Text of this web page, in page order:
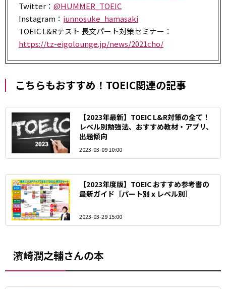
Twitter： @HUMMER_TOEIC
Instagram： junnosuke_hamasaki
TOEIC L&Rテスト 長文パート対策セミナー：
https://tz-eigolounge.jp/news/2021cho/
こちらもおすすめ！TOEIC関連の記事
【2023年最新】TOEIC L&R対策の全て！
レベル別勉強法、おすすめ教材・アプリ、
出題傾向
2023-03-09 10:00
【2023年度版】TOEIC おすすめ参考書の
最新ガイド［パート別 x レベル別］
2023-03-29 15:00
濱崎潤之輔さんの本